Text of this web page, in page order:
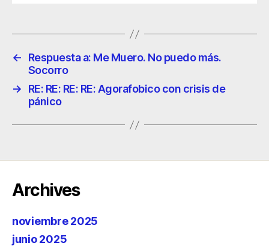
←
Respuesta a: Me Muero. No puedo más.
Socorro
→
RE: RE: RE: RE: Agorafobico con crisis de
pánico
Archives
noviembre 2025
junio 2025